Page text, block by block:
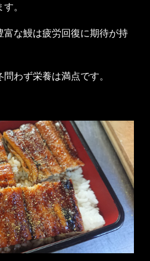
。
富な鰻は疲労回復に期待が持
わず栄養は満点です。